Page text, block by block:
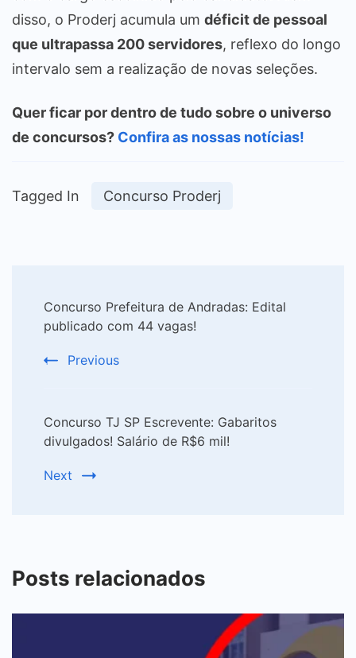
disso, o Proderj acumula um déficit de pessoal
que ultrapassa 200 servidores, reflexo do longo
intervalo sem a realização de novas seleções.
Quer ficar por dentro de tudo sobre o universo
de concursos? Confira as nossas notícias!
Tagged In Concurso Proderj
Navigation
Concurso Prefeitura de Andradas: Edital
publicado com 44 vagas!
Previous
Concurso TJ SP Escrevente: Gabaritos
divulgados! Salário de R$6 mil!
Next
Posts relacionados